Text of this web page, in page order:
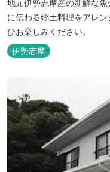
地元伊勢志摩産の新鮮な
に伝わる郷土料理をアレ
ひお楽しみください。
伊勢志摩